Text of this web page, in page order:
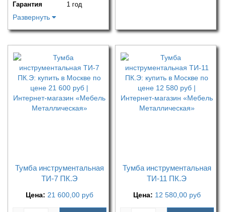
Гарантия
1 год
Развернуть
Тумба инструментальная
ТИ-7 ПК.Э
Цена: 21 600,00 руб
Тумба инструментальная
ТИ-11 ПК.Э
Цена: 12 580,00 руб